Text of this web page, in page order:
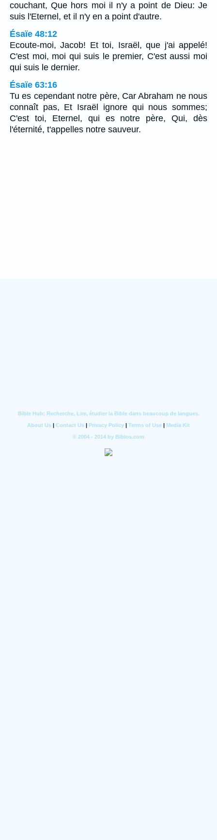
couchant, Que hors moi il n'y a point de Dieu: Je
suis l'Eternel, et il n'y en a point d'autre.
Ésaïe 48:12
Ecoute-moi, Jacob! Et toi, Israël, que j'ai appelé!
C'est moi, moi qui suis le premier, C'est aussi moi
qui suis le dernier.
Ésaïe 63:16
Tu es cependant notre père, Car Abraham ne nous
connaît pas, Et Israël ignore qui nous sommes;
C'est toi, Eternel, qui es notre père, Qui, dès
l'éternité, t'appelles notre sauveur.